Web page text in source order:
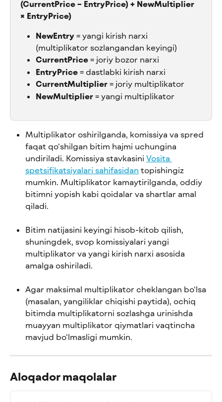
(CurrentPrice − EntryPrice) + NewMultiplier
× EntryPrice)
NewEntry = yangi kirish narxi
(multiplikator sozlangandan keyingi)
CurrentPrice = joriy bozor narxi
EntryPrice = dastlabki kirish narxi
CurrentMultiplier = joriy multiplikator
NewMultiplier = yangi multiplikator
Multiplikator oshirilganda, komissiya va spred
faqat qo‘shilgan bitim hajmi uchungina
undiriladi. Komissiya stavkasini Vosita
spetsifikatsiyalari sahifasidan topishingiz
mumkin. Multiplikator kamaytirilganda, oddiy
bitimni yopish kabi qoidalar va shartlar amal
qiladi.
Bitim natijasini keyingi hisob-kitob qilish,
shuningdek, svop komissiyalari yangi
multiplikator va yangi kirish narxi asosida
amalga oshiriladi.
Agar maksimal multiplikator cheklangan bo‘lsa
(masalan, yangiliklar chiqishi paytida), ochiq
bitimda multiplikatorni sozlashga urinishda
muayyan multiplikator qiymatlari vaqtincha
mavjud bo‘lmasligi mumkin.
Aloqador maqolalar